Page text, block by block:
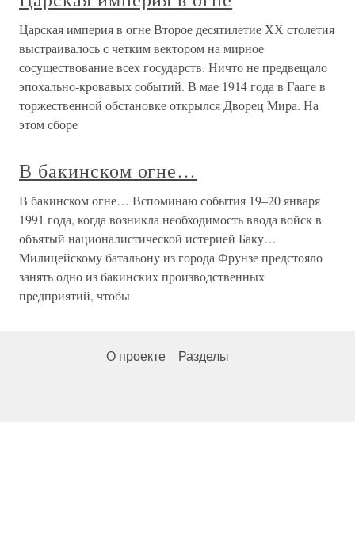
Царская империя в огне Второе десятилетие ХХ столетия
выстраивалось с четким вектором на мирное
сосуществование всех государств. Ничто не предвещало
эпохально-кровавых событий. В мае 1914 года в Гааге в
торжественной обстановке открылся Дворец Мира. На
этом сборе
В бакинском огне…
В бакинском огне… Вспоминаю события 19–20 января
1991 года, когда возникла необходимость ввода войск в
объятый националистической истерией Баку…
Милицейскому батальону из города Фрунзе предстояло
занять одно из бакинских производственных
предприятий, чтобы
О проекте Разделы